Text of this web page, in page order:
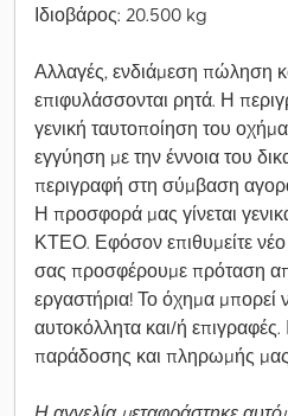
Ιδιοβάρος: 20.500 kg
Αλλαγές, ενδιάμεση πώληση
επιφυλάσσονται ρητά. Η
γενική ταυτοποίηση του
εγγύηση με την έννοια του
περιγραφή στη σύμβαση
Η προσφορά μας γίνεται
ΚΤΕΟ. Εφόσον επιθυμείτε
σας προσφέρουμε πρόταση
εργαστήρια! Το όχημα μπορεί
αυτοκόλλητα και/ή επιγραφές.
παράδοσης και πληρωμής